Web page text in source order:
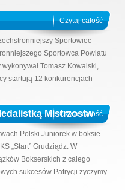
Czytaj całość
Sportowiec
Sportowca Powiatu
Tomasz Kowalski,
startują 12 konkurencjach –
Mistrzostw
Czytaj całość
Polski Juniorek w boksie
„Start” Grudziądz. W
Bokserskich z całego
sukcesów Patrycji życzymy